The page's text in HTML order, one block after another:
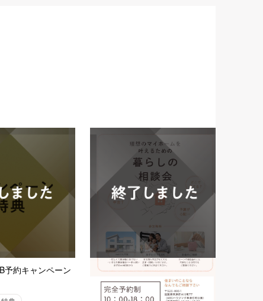
予約キャンペーン